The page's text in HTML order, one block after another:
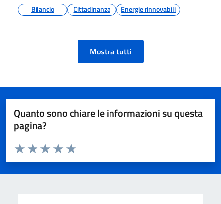
Bilancio
Cittadinanza Energie rinnovabili
Mostra tutti
Quanto sono chiare le informazioni su questa
pagina?
Valuta da 1 a 5 stelle la pagina
Valuta 5 stelle su 5
Valuta 4 stelle su 5
Valuta 3 stelle su 5
Valuta 2 stelle su 5
Valuta 1 stelle su 5